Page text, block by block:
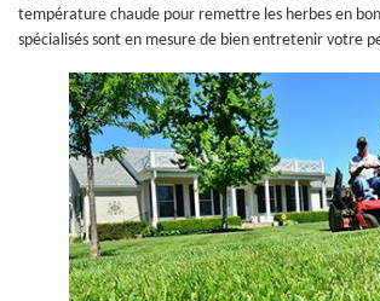
température chaude pour remettre les herbes en
spécialisés sont en mesure de bien entretenir votre